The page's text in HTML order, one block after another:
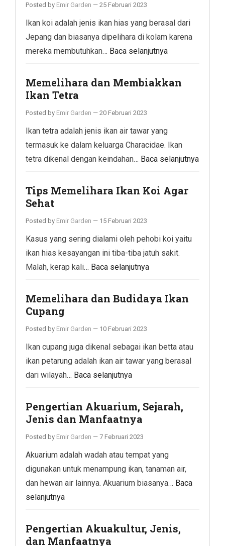
Posted by Emir Garden — 25 Februari 2023
Ikan koi adalah jenis ikan hias yang berasal dari
Jepang dan biasanya dipelihara di kolam karena
mereka membutuhkan… Baca selanjutnya
Memelihara dan Membiakkan
Ikan Tetra
Posted by Emir Garden — 20 Februari 2023
Ikan tetra adalah jenis ikan air tawar yang
termasuk ke dalam keluarga Characidae. Ikan
tetra dikenal dengan keindahan… Baca selanjutnya
Tips Memelihara Ikan Koi Agar
Sehat
Posted by Emir Garden — 15 Februari 2023
Kasus yang sering dialami oleh pehobi koi yaitu
ikan hias kesayangan ini tiba-tiba jatuh sakit.
Malah, kerap kali… Baca selanjutnya
Memelihara dan Budidaya Ikan
Cupang
Posted by Emir Garden — 10 Februari 2023
Ikan cupang juga dikenal sebagai ikan betta atau
ikan petarung adalah ikan air tawar yang berasal
dari wilayah… Baca selanjutnya
Pengertian Akuarium, Sejarah,
Jenis dan Manfaatnya
Posted by Emir Garden — 7 Februari 2023
Akuarium adalah wadah atau tempat yang
digunakan untuk menampung ikan, tanaman air,
dan hewan air lainnya. Akuarium biasanya… Baca
selanjutnya
Pengertian Akuakultur, Jenis,
dan Manfaatnya